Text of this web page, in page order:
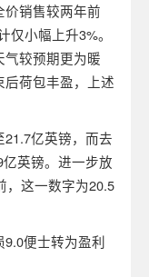
销售较两年前
小幅上升3%。
气较预期更为暖
荷包丰盈，上述
亿英镑，而去
英镑。进一步放
，这一数字为20.5
便士转为盈利